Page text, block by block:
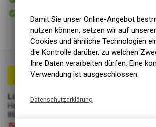
Abholung Lüscher Motor- & Bike World
Lüscher Motor- & Bike World
Hauptstrasse 29a
8867 Niederurnen
Damit Sie unser Online-Angebot
nutzen können, setzen wir auf
Cookies und ähnliche Technologien
die Kontrolle darüber, zu welchen
Ihre Daten verarbeiten dürfen. Eine
Verwendung ist ausgeschlossen.
Datenschutzerklärung